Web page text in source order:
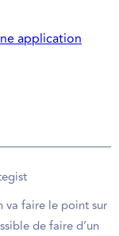
application
va faire le point sur
de faire d’un